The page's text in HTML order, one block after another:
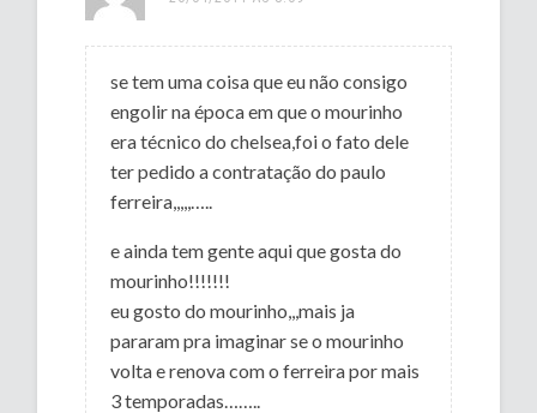
se tem uma coisa que eu não consigo
engolir na época em que o mourinho
era técnico do chelsea,foi o fato dele
ter pedido a contratação do paulo
ferreira,,,,,…..
e ainda tem gente aqui que gosta do
mourinho!!!!!!!
eu gosto do mourinho,,,mais ja
pararam pra imaginar se o mourinho
volta e renova com o ferreira por mais
3 temporadas……..